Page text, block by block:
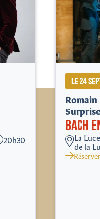
20h30
LE 24
Romain
BACH
La
de la
Réserver